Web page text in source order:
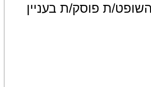
ת פוסק/ת בעניין